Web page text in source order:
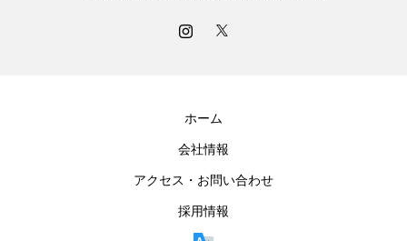
ホーム
会社情報
アクセス・お問い合わせ
採用情報